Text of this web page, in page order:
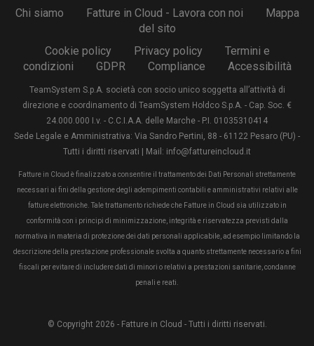
Chi siamo Fatture in Cloud - Lavora con noi
Mappa
del sito
Cookie policy
Privacy policy
Termini e
condizioni
GDPR Compliance Accessibilità
TeamSystem S.p.A. società con socio unico soggetta all’attività di
direzione e coordinamento di TeamSystem Holdco S.p.A. - Cap. Soc. €
24.000.000 I.v. - C.C.I.A.A. delle Marche - P.I. 01035310414
Sede Legale e Amministrativa: Via Sandro Pertini, 88 - 61122 Pesaro (PU) -
Tutti i diritti riservati | Mail: info@fattureincloud.it
Fatture in Cloud è finalizzato a consentire il trattamento dei Dati Personali strettamente
necessari ai fini della gestione degli adempimenti contabili e amministrativi relativi alle
fatture elettroniche. Tale trattamento richiede che Fatture in Cloud sia utilizzato in
conformità con i principi di minimizzazione, integrità e riservatezza previsti dalla
normativa in materia di protezione dei dati personali applicabile, ad esempio limitando la
descrizione della prestazione professionale svolta a quanto strettamente necessario a fini
fiscali per evitare di includere dati di minori o relativi a prestazioni sanitarie, condanne
penali e reati.
© Copyright 2026 - Fatture in Cloud - Tutti i diritti riservati.